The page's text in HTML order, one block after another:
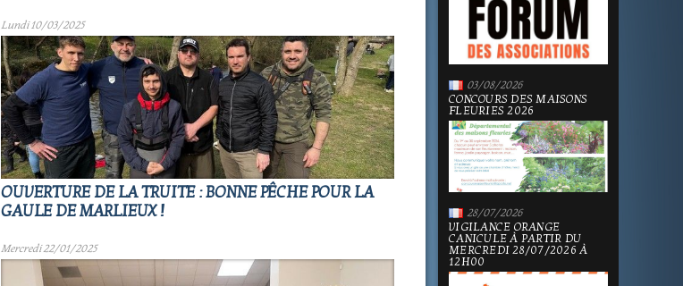
Lundi 10/03/2025
OUVERTURE DE LA TRUITE : BONNE PÊCHE POUR LA
GAULE DE MARLIEUX !
Mercredi 22/01/2025
03/08/2026
CONCOURS DES MAISONS
FLEURIES 2026
28/07/2026
VIGILANCE ORANGE
CANICULE À PARTIR DU
MERCREDI 28/07/2026 À
12H00